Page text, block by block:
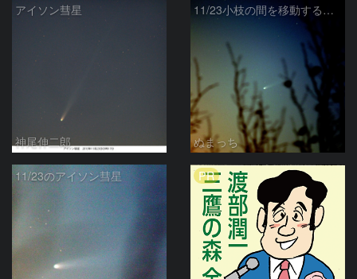
アイソン彗星
神尾伸二郎
11/23小枝の間を移動するアイソン彗星
ぬまっち
11/23のアイソン彗星 PR